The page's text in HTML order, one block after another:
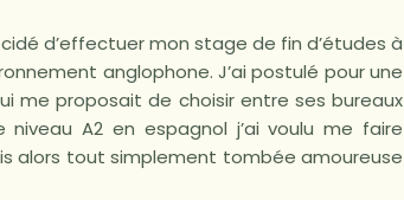
d’effectuer mon stage de fin d’études à
anglophone. J’ai postulé pour une
me proposait de choisir entre ses bureaux
A2 en espagnol j’ai voulu me faire
alors tout simplement tombée amoureuse